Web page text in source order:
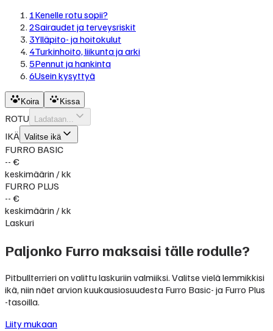
1Kenelle rotu sopii?
2Sairaudet ja terveysriskit
3Ylläpito- ja hoitokulut
4Turkinhoito, liikunta ja arki
5Pennut ja hankinta
6Usein kysyttyä
Koira Kissa
ROTU Ladataan...
IKÄ Valitse ikä
FURRO BASIC
-- €
keskimäärin / kk
FURRO PLUS
-- €
keskimäärin / kk
Laskuri
Paljonko Furro maksaisi tälle rodulle?
Pitbullterrieri on valittu laskuriin valmiiksi. Valitse vielä lemmikkisi
ikä, niin näet arvion kuukausiosuudesta Furro Basic- ja Furro Plus
-tasoilla.
Liity mukaan